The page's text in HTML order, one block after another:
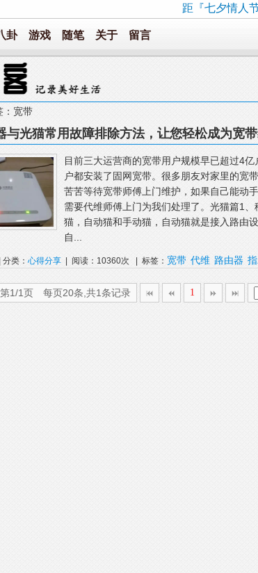
距『七夕情人
卦 游戏 随笔 关于 留言
：宽带
与光猫常用故障排除方法，让您轻松成为宽
目前三大运营商的宽带用户规模早已超过4
户都安装了固网宽带。很多朋友对家里的宽
苦苦等待宽带师傅上门维护，如果自己能动
需要代维师傅上门为我们处理了。光猫篇1
猫，自动猫和手动猫，自动猫就是接入路由
自...
类： 心得分享 | 阅读：10360次 | 标签： 宽带 代维 路由器
第1/1页 每页20条,共1条记录 1